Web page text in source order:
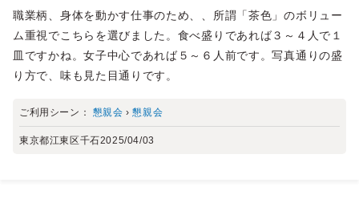
職業柄、身体を動かす仕事のため、、所謂「茶色」のボリュー
ム重視でこちらを選びました。食べ盛りであれば３～４人で１
皿ですかね。女子中心であれば５～６人前です。写真通りの盛
り方で、味も見た目通りです。
ご利用シーン： 懇親会 ›懇親会
東京都江東区千石2025/04/03